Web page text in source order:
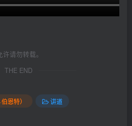
请勿转载。
THE END
恩特） 讲道